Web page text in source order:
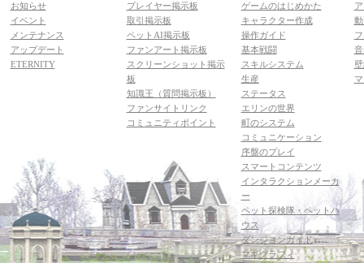
お知らせ
イベント
メンテナンス
アップデート
ETERNITY
プレイヤー掲示板
取引掲示板
ペットAI掲示板
ファンアート掲示板
スクリーンショット掲示
板
知識王（質問掲示板）
ファンサイトリンク
コミュニティポイント
ゲームのはじめかた
キャラクター作成
操作ガイド
基本戦闘
スキルシステム
生産
ステータス
エリンの世界
町のシステム
コミュニケーション
序盤のプレイ
スマートコンテンツ
インタラクションメーカ
ー
ペット探検隊・ペットハ
ウス
ダンジョンガイド
マギグラフィ